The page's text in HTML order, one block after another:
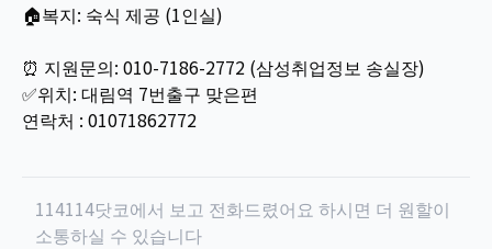
🏠복지: 숙식 제공 (1인실)
⏰ 지원문의: 010-7186-2772 (삼성취업정보 송실장)
✅위치: 대림역 7번출구 맞은편
연락처 : 01071862772
114114닷코에서 보고 전화드렸어요 하시면 더 원할이
소통하실 수 있습니다